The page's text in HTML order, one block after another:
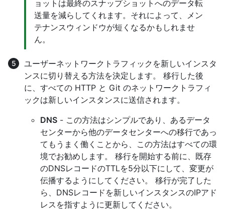
ョットは最終のスナップショットへのデータ転
送量を減らしてくれます。それによって、メン
テナンスウィンドウが短くなるかもしれませ
ん。
ユーザーネットワークトラフィックを新しいインスタ
ンスに切り替える方法を決定します。 移行した後
に、すべての HTTP と Git のネットワークトラフィ
ックは新しいインスタンスに送信されます。
DNS - この方法はシンプルであり、あるデータ
センターから他のデータセンターへの移行であっ
てもうまく働くことから、この方法はすべての環
境でお勧めします。 移行を開始する前に、既存
のDNSレコードのTTLを5分以下にして、変更が
伝播するようにしてください。 移行が完了した
ら、DNSレコードを新しいインスタンスのIPアド
レスを指すように更新してください。